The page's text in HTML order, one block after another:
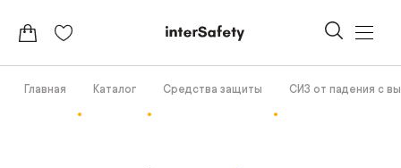
Главная Каталог Средства защиты СИЗ от падения с